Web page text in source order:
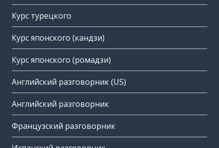
Курс турецкого
Курс японского (кандзи)
Курс японского (ромадзи)
Английский разговорник (US)
Английский разговорник
Французский разговорник